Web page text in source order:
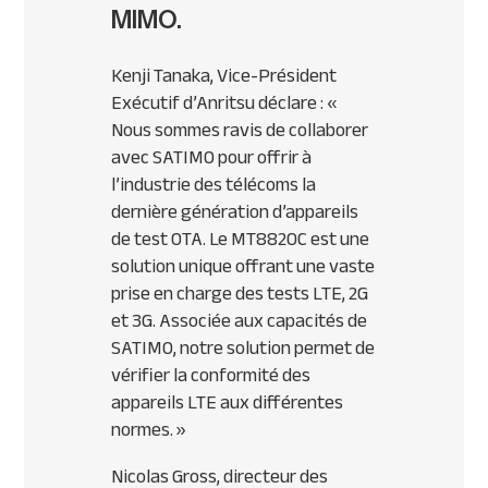
MIMO.
Kenji Tanaka, Vice-Président
Exécutif d’Anritsu déclare : «
Nous sommes ravis de collaborer
avecSATIMOpour offrir à
l’industrie des télécoms la
dernière génération d’appareils
de testOTA. Le MT8820C est une
solution unique offrant une vaste
prise en charge des testsLTE, 2G
et 3G. Associée aux capacités de
SATIMO, notre solution permet de
vérifier la conformité des
appareilsLTEaux différentes
normes. »
Nicolas Gross, directeur des